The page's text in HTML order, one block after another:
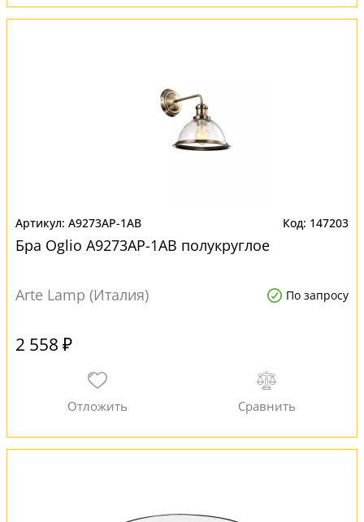
A9273AP-1AB 147203
Бра Oglio A9273AP-1AB полукруглое
Arte Lamp (Италия) По запросу
2 558 ₽